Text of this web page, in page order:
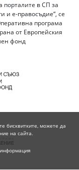
порталите в СП за
и е-правосъдие“, се
програма
от Европейския
фонд
бисквитките, можете да
на сайта.